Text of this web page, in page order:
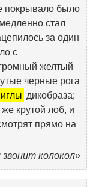
покрывало было
стал
за один
с
желтый
черные рога
иглы дикобраза;
крутой лоб, и
прямо на
колокол»